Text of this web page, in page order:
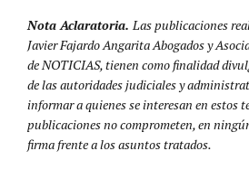
Nota Aclaratoria. Las publicaciones
Javier Fajardo Angarita Abogados y
de NOTICIAS, tienen como finalidad
de las autoridades judiciales y
informar a quienes se interesan en estos
publicaciones no comprometen, en
firma frente a los asuntos tratados.